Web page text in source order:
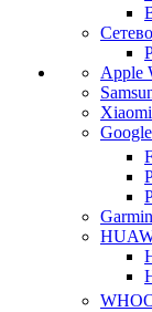
Apple
Xiaomi
Google
Garmin